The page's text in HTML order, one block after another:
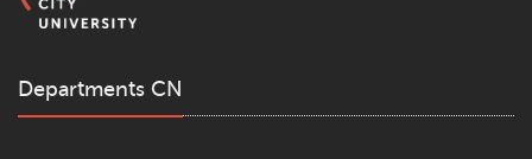
Departments CN